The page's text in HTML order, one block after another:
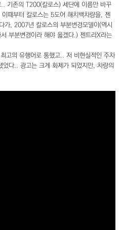
기존의 T200(칼로스) 세단에 이름만 바꾸
때부터 칼로스는 5도어 해치백차량을, 젠
가, 2007년 칼로스의 부분변경모델이(역시
부분변경이라 해야 옳겠다.) 젠트라X라는
의 유행어로 통했고.. 저 비현실적인 주차
다.. 광고는 크게 화제가 되었지만, 차량의